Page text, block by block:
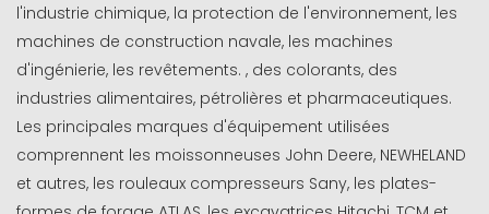
l'industrie chimique, la protection de l'environnement, les
machines de construction navale, les machines
d'ingénierie, les revêtements. , des colorants, des
industries alimentaires, pétrolières et pharmaceutiques.
Les principales marques d'équipement utilisées
comprennent les moissonneuses John Deere, NEWHELAND
et autres, les rouleaux compresseurs Sany, les plates-